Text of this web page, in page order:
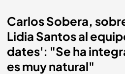
Carlos Sobera,
Lidia Santos al
dates': "Se ha
es muy natural"